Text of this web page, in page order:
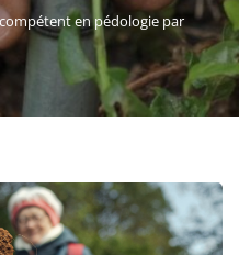
en pédologie par